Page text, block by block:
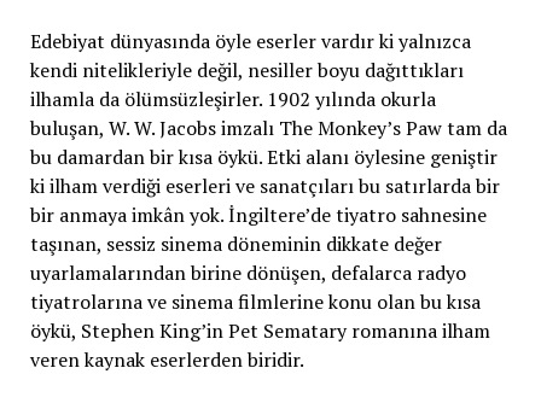
Edebiyat dünyasında öyle eserler vardır ki yalnızca
kendi nitelikleriyle değil, nesiller boyu dağıttıkları
ilhamla da ölümsüzleşirler. 1902 yılında okurla
buluşan, W. W. Jacobs imzalı The Monkey’s Paw tam da
bu damardan bir kısa öykü. Etki alanı öylesine geniştir
ki ilham verdiği eserleri ve sanatçıları bu satırlarda bir
bir anmaya imkân yok. İngiltere’de tiyatro sahnesine
taşınan, sessiz sinema döneminin dikkate değer
uyarlamalarından birine dönüşen, defalarca radyo
tiyatrolarına ve sinema filmlerine konu olan bu kısa
öykü, Stephen King’in Pet Sematary romanına ilham
veren kaynak eserlerden biridir.